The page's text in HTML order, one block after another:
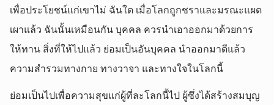
เพื่อประโยชน์แก่เขาไม่ ฉันใด เมื่อโลกถูกชราและมรณะแผด
เผาแล้ว ฉันนั้นเหมือนกัน บุคคล ควรนำเอาออกมาด้วยการ
ให้ทาน สิ่งที่ให้ไปแล้ว ย่อมเป็นอันบุคคล นำออกมาดีแล้ว
ความสำรวมทางกาย ทางวาจา และทางใจในโลกนี้
ย่อมเป็นไปเพื่อความสุขแก่ผู้ที่ละโลกนี้ไป ผู้ซึ่งได้สร้างสมบุญ